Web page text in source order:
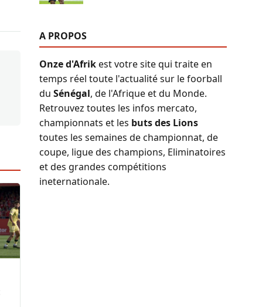
A PROPOS
Onze d'Afrikest votre site qui traite en
temps réel toute l'actualité sur le foorball
du Sénégal, de l'Afrique et du Monde.
Retrouvez toutes les infos mercato,
championnats et les buts des Lions
toutes les semaines de championnat, de
coupe, ligue des champions, Eliminatoires
et des grandes compétitions
ineternationale.